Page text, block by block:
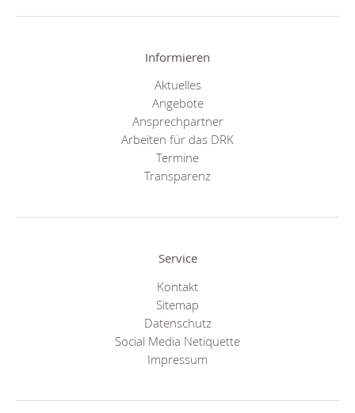
Informieren
Aktuelles
Angebote
Ansprechpartner
Arbeiten für das DRK
Termine
Transparenz
Service
Kontakt
Sitemap
Datenschutz
Social Media Netiquette
Impressum